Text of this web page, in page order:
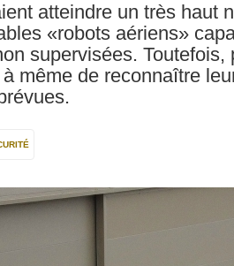
atteindre un très haut
«robots aériens»
supervisées.
même de reconnaître